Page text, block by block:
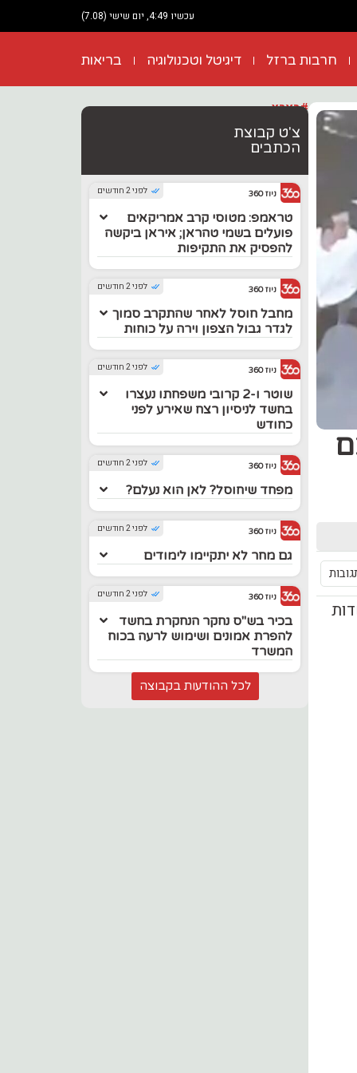
עכשיו 4:49, יום שישי (7.08)
חרבות ברזל דיגיטל וטכנולוגיה בריאות
#בארץ
צ'ט קבוצת
הכתבים
לפני 2 חודשים ניוז 360
טראמפ: מטוסי קרב אמריקאים
פועלים בשמי טהראן; איראן ביקשה
להפסיק את התקיפות
לפני 2 חודשים ניוז 360
מחבל חוסל לאחר שהתקרב סמוך
לגדר גבול הצפון וירה על כוחות
לפני 2 חודשים ניוז 360
שוטר ו-2 קרובי משפחתו נעצרו
בחשד לניסיון רצח שאירע לפני
כחודש
לפני 2 חודשים ניוז 360
מפחד שיחוסל? לאן הוא נעלם?
לפני 2 חודשים ניוז 360
גם מחר לא יתקיימו לימודים
לפני 2 חודשים ניוז 360
בכיר בש"ס נחקר הנחקרת בחשד
להפרת אמונים ושימוש לרעה בכוח
המשרד
לכל ההודעות בקבוצה